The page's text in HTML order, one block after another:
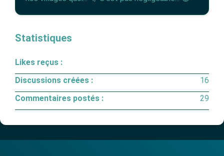
Statistiques
Likes reçus :
Discussions créées :
16
Commentaires postés :
29